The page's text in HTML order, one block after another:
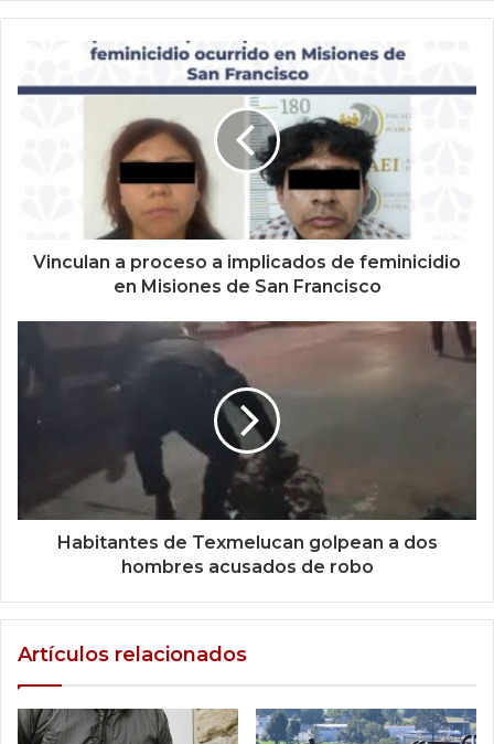
Vinculan a proceso a implicados de feminicidio
en Misiones de San Francisco
Habitantes de Texmelucan golpean a dos
hombres acusados de robo
Artículos relacionados